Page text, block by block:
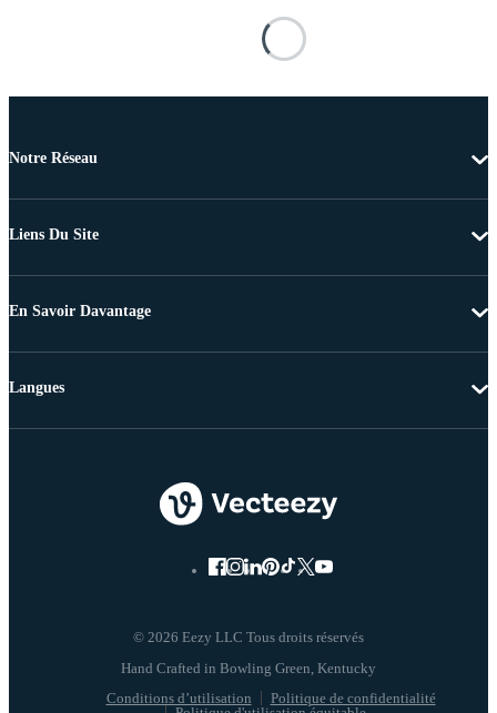
Notre Réseau
Liens Du Site
En Savoir Davantage
© 2026 Eezy LLC Tous droits réservés
Conditions d’utilisation
Politique de confidentialité
Langues